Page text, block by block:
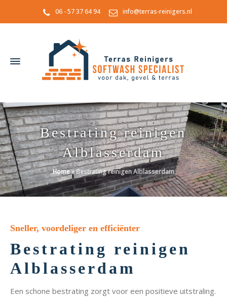
06 - 57 37 64 94 info@terras-reinigers.nl
Bestrating reinigen
Alblasserdam
Home»Bestrating reinigen Alblasserdam
Sneller, voordeliger en efficiënter
Bestrating reinigen
Alblasserdam
Een schone bestrating zorgt voor een positieve uitstraling.